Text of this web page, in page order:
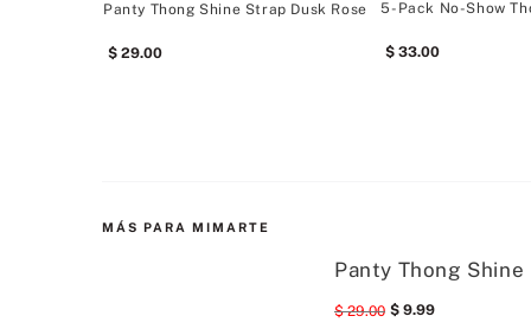
Panty Thong Shine Strap Dusk Rose
29.00
5-Pack No-Show
33.00
MÁS PARA MIMARTE
Panty Thong
29.00 9.99